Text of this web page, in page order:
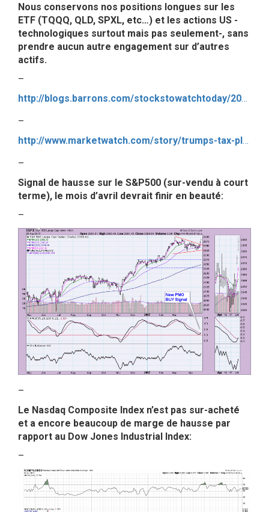
Nous conservons nos positions longues sur les
ETF (TQQQ, QLD, SPXL, etc…) et les actions US -
technologiques surtout mais pas seulement-, sans
prendre aucun autre engagement sur d’autres
actifs.
–
http://blogs.barrons.com/stockstowatchtoday/2017/04/25/big-round-numbers-dow-21000-nasdaq-6000-is-the-sp-500-next/?mod=BOL_hp_blog_stw
–
http://www.marketwatch.com/story/trumps-tax-plan-sets-the-stage-for-dow-30000-2017-04-26
–
Signal de hausse sur le S&P500 (sur-vendu à court
terme), le mois d’avril devrait finir en beauté:
–
–
Le Nasdaq Composite Index n’est pas sur-acheté
et a encore beaucoup de marge de hausse par
rapport au Dow Jones Industrial Index:
–